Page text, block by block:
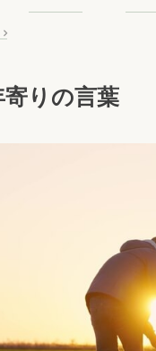
りの言葉